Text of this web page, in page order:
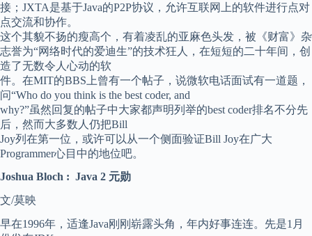
接；JXTA是基于Java的P2P协议，允许互联网上的软件进行点对
点交流和协作。
这个其貌不扬的瘦高个，有着凌乱的亚麻色头发，被《财富》杂
志誉为“网络时代的爱迪生”的技术狂人，在短短的二十年间，创
造了无数令人心动的软
件。在MIT的BBS上曾有一个帖子，说微软电话面试有一道题，
问“Who do you think is the best coder, and
why?”虽然回复的帖子中大家都声明列举的best coder排名不分先
后，然而大多数人仍把Bill
Joy列在第一位，或许可以从一个侧面验证Bill Joy在广大
Programmer心目中的地位吧。
Joshua Bloch : Java 2 元勋
文/莫映
早在1996年，适逢Java刚刚崭露头角，年内好事连连。先是1月